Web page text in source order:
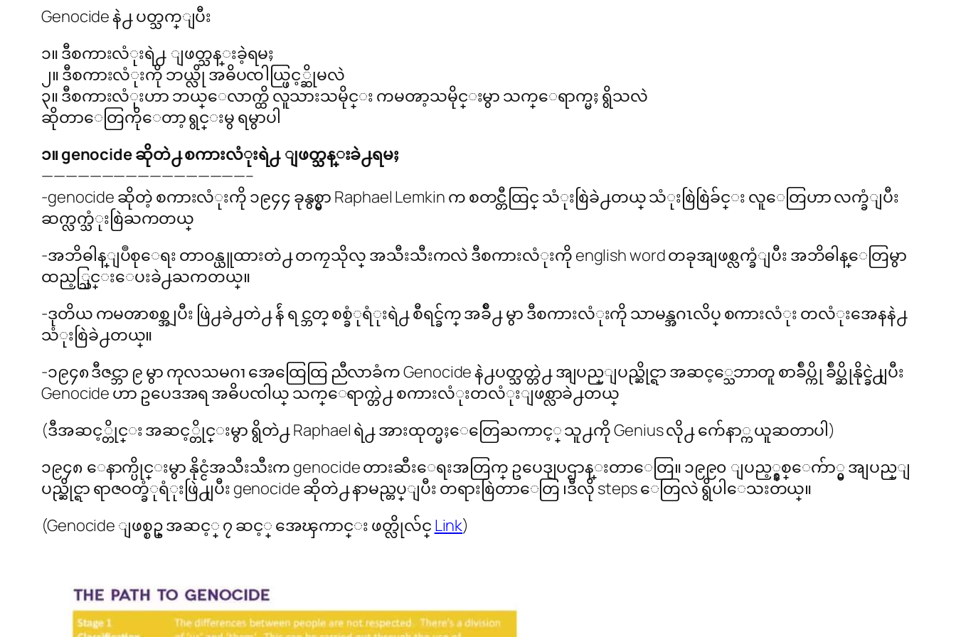
Genocide နဲ႕ ပတ္သက္ျပီး
၁။ ဒီစကားလံုးရဲ႕ ျဖတ္သန္းခဲ့ရမႈ
၂။ ဒီစကားလံုးကို ဘယ္လို အဓိပၸါယ္ဖြင့္ဆိုမလဲ
၃။ ဒီစကားလံုးဟာ ဘယ္ေလာက္ထိ လူသားသမိုင္း ကမၻာ့သမိုင္းမွာ သက္ေရာက္မႈ ရွိသလဲ
ဆိုတာေတြကိုေတာ့ ရွင္းမွ ရမွာပါ
၁။ genocide ဆိုတဲ႕ စကားလံုးရဲ႕ ျဖတ္သန္းခဲ႕ရမႈ
—————————————————–
-genocide ဆိုတဲ့ စကားလံုးကို ၁၉၄၄ ခုနွစ္မွာ Raphael Lemkin က စတင္တီထြင္ သံုးစြဲခဲ႕တယ္ သံုးစြဲစြဲခ်င္း လူေတြဟာ လက္ခံျပီး
ဆက္လက္သံုးစြဲႀကတယ္
-အဘိဓါန္ျပဳစုေရး တာဝန္ယူထားတဲ႕ တကၠသိုလ္ အသီးသီးကလဲ ဒီစကားလံုးကို english word တခုအျဖစ္လက္ခံျပီး အဘိဓါန္ေတြမွာ
ထည့္သြင္းေပးခဲ႕ႀကတယ္။
-ဒုတိယ ကမၻာစစ္အျပီး ဖြဲ႕ခဲ႕တဲ႕ န်ဴ ရင္ဘတ္ စစ္ခံုရံုးရဲ႕ စီရင္ခ်က္ အခ်ိဳ႕ မွာ ဒီစကားလံုးကို သာမန္အဂၤလိပ္ စကားလံုး တလံုးအေနနဲ႕
သံုးစြဲခဲ႕တယ္။
-၁၉၄၈ ဒီဇင္ဘာ ၉ မွာ ကုလသမဂၢ အေထြေထြ ညီလာခံက Genocide နဲ႕ပတ္သတ္တဲ႕ အျပည္ျပည္ဆိုင္ရာ အဆင့္သေဘာတူ စာခ်ဳပ္ကို ခ်ဳပ္ဆိုနိုင္ခဲ႕ျပီး
Genocide ဟာ ဥပေဒအရ အဓိပၸါယ္ သက္ေရာက္တဲ႕ စကားလံုးတလံုးျဖစ္လာခဲ႕တယ္
(ဒီအဆင့္တိုင္း အဆင့္တိုင္းမွာ ရွိတဲ႕ Raphael ရဲ႕ အားထုတ္မႈေတြေႀကာင့္ သူ႕ကို Genius လို႕ က်ေနာ္က ယူဆတာပါ)
၁၉၄၈ ေနာက္ပိုင္းမွာ နိုင္ငံအသီးသီးက genocide တားဆီးေရးအတြက္ ဥပေဒျပဌာန္းတာေတြ။ ၁၉၉၀ ျပည့္နွစ္ေက်ာ္မွ အျပည္ျ
ပည္ဆိုင္ရာ ရာဇဝတ္ခံုရံုးဖြဲ႕ျပီး genocide ဆိုတဲ႕ နာမည္တပ္ျပီး တရားစြဲတာေတြ ၊ဒီလို steps ေတြလဲ ရွိပါေသးတယ္။
(Genocide ျဖစ္စဥ္ အဆင့္ ၇ ဆင့္ အေၾကာင္း ဖတ္လိုလ်င္ Link)